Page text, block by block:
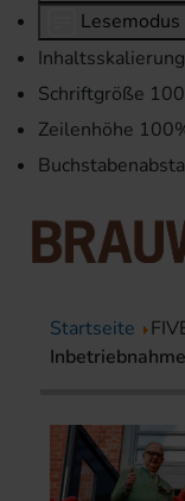
Lesemodus
Inhaltsskalierung
Schriftgröße 100
Zeilenhöhe 100
Startseite